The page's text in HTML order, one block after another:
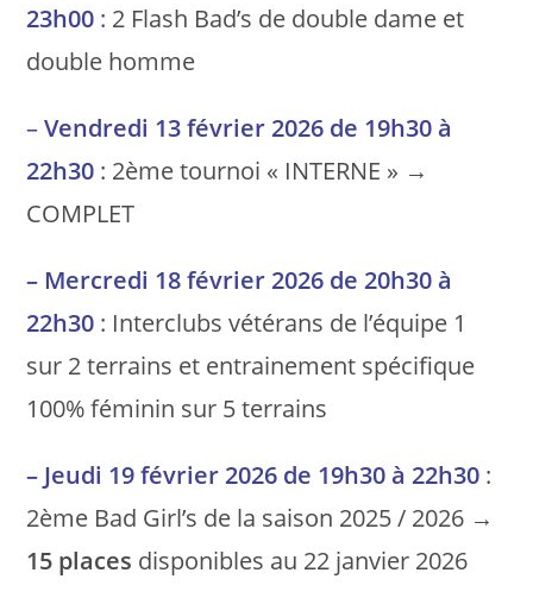
23h00 : 2 Flash Bad’s de double dame et
double homme
–Vendredi 13 février 2026 de 19h30 à
22h30 : 2ème tournoi « INTERNE » →
COMPLET
– Mercredi 18 février 2026 de 20h30 à
22h30 : Interclubs vétérans de l’équipe 1
sur 2 terrains et entrainement spécifique
100% féminin sur 5 terrains
– Jeudi 19 février 2026 de 19h30 à 22h30 :
2ème Bad Girl’s de la saison 2025 / 2026 →
15 places disponibles au 22 janvier 2026